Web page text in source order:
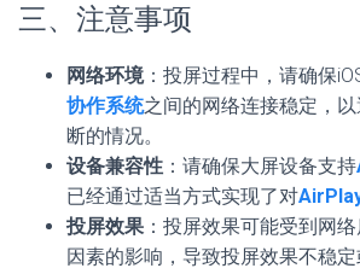
三、注意事项
网络环境：投屏过程中，请确保
协作系统之间的网络连接稳定，
断的情况。
设备兼容性 ：请确保大屏设备支持
已经通过适当方式实现了对
投屏效果 ：投屏效果可能受到网
因素的影响，导致投屏效果不稳